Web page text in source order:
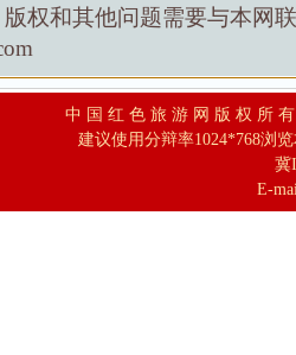
权和其他问题需要与本网
中 国 红 色 旅 游 网 版 权 所
建议使用分辩率1024*768浏
冀
E-